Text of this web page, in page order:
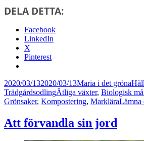
DELA DETTA:
Facebook
LinkedIn
X
Pinterest
Postat
2020/03/132020/03/13Författare
Maria i det gröna
TrädgårdsodlingTaggar
Ätliga växter, Biologisk
Grönsaker, Kompostering, MarkläraLämna
Att förvandla sin jord